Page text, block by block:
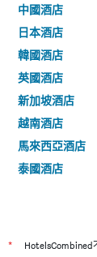
中國酒店
日本酒店
韓國酒店
英國酒店
新加坡酒店
越南酒店
馬來西亞酒店
泰國酒店
*